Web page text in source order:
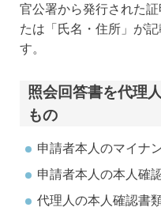
官公署から発行された
たは「氏名・住所」が
す。
照会回答書を代理
もの
申請者本人のマイナ
申請者本人の本人確
代理人の本人確認書